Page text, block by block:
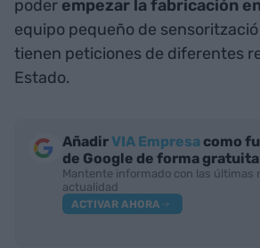
poder empezar la fabricación
equipo pequeño de
tienen peticiones de diferentes
Estado.
AñadirVIA Empresa como
de Google de forma gratuita
Mantente informado con las últimas
actualidad
ACTIVAR AHORA